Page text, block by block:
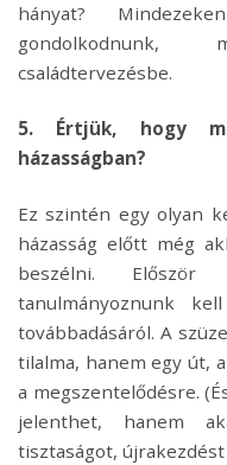
hányat?
családtervezésbe.
5. Értjük, hogy
házasságban?
Ez szintén egy olyan
házasság előtt még
beszélni.
tanulmányoznunk
továbbadásáról. A
tilalma, hanem egy út,
a megszentelődésre.
jelenthet, hanem
tisztaságot, újrakezdést